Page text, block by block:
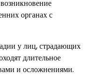
органах с
у лиц, страдающих
длительное
и осложнениями.